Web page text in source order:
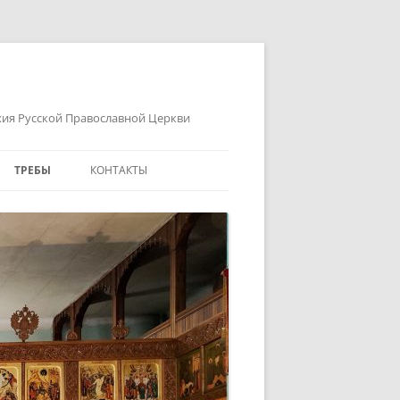
Русской Православной Церкви
ТРЕБЫ КОНТАКТЫ
ССЫЛКИ